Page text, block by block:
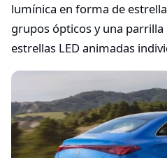
lumínica en forma de
grupos ópticos y una
estrellas LED animadas